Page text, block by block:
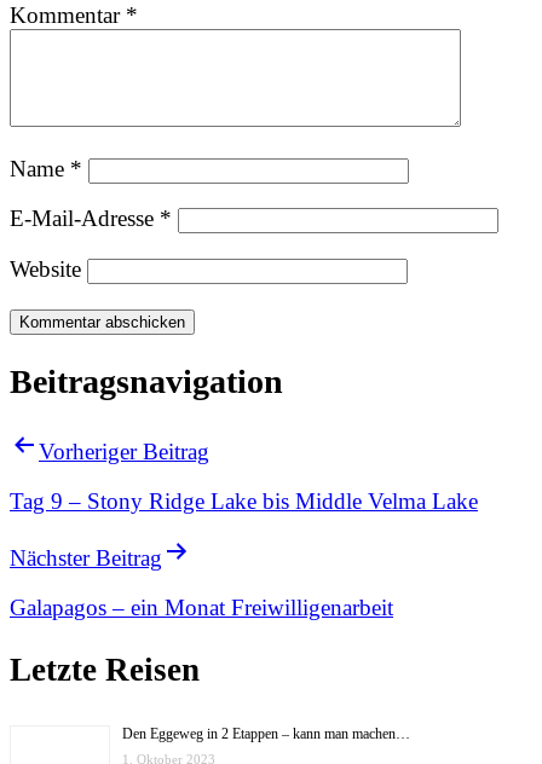
Kommentar *
Name *
E-Mail-Adresse *
Website
Beitragsnavigation
Vorheriger Beitrag
Tag 9 – Stony Ridge Lake bis Middle Velma Lake
Nächster Beitrag
Galapagos – ein Monat Freiwilligenarbeit
Letzte Reisen
Den Eggeweg in 2 Etappen – kann man machen…
1. Oktober 2023